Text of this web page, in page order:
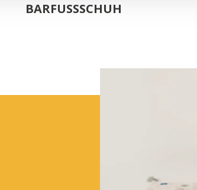
BARFUSSSCHUH